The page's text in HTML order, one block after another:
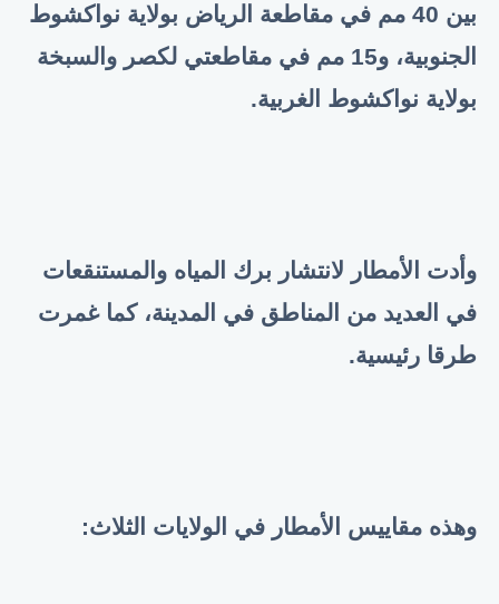
بين 40 مم في مقاطعة الرياض بولاية نواكشوط
الجنوبية، و15 مم في مقاطعتي لكصر والسبخة
بولاية نواكشوط الغربية.
وأدت الأمطار لانتشار برك المياه والمستنقعات
في العديد من المناطق في المدينة، كما غمرت
طرقا رئيسية.
وهذه مقاييس الأمطار في الولايات الثلاث: